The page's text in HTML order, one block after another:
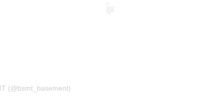
(@bsmt_basement)